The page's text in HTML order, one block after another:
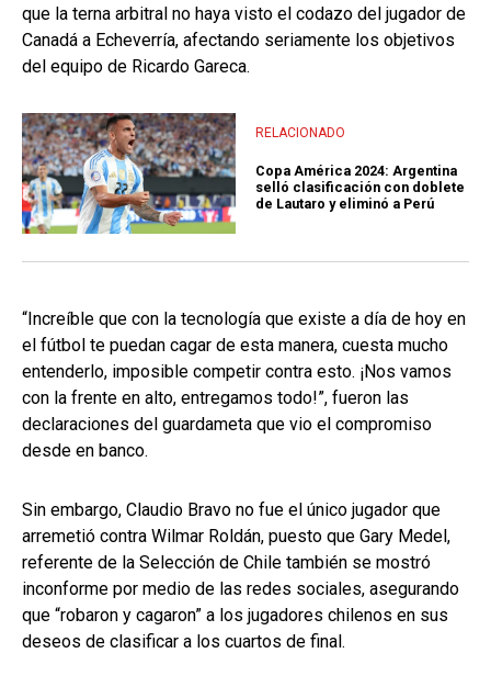
que la terna arbitral no haya visto el codazo del jugador de
Canadá a Echeverría, afectando seriamente los objetivos
del equipo de Ricardo Gareca.
RELACIONADO
Copa América 2024: Argentina
selló clasificación con doblete
de Lautaro y eliminó a Perú
“Increíble que con la tecnología que existe a día de hoy en
el fútbol te puedan cagar de esta manera, cuesta mucho
entenderlo, imposible competir contra esto. ¡Nos vamos
con la frente en alto, entregamos todo!”, fueron las
declaraciones del guardameta que vio el compromiso
desde en banco.
Sin embargo, Claudio Bravo no fue el único jugador que
arremetió contra Wilmar Roldán, puesto que Gary Medel,
referente de la Selección de Chile también se mostró
inconforme por medio de las redes sociales, asegurando
que “robaron y cagaron” a los jugadores chilenos en sus
deseos de clasificar a los cuartos de final.